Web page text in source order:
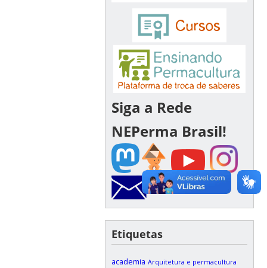
Siga a Rede
NEPerma Brasil!
Etiquetas
academia Arquitetura e permacultura